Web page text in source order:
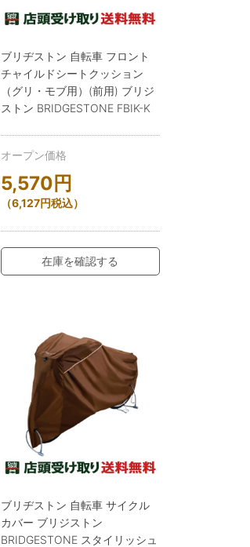
ブリヂストン 自転車 フロント
チャイルドシートクッション
（グリ・モブ用）(前用) ブリジ
ストン BRIDGESTONE FBIK-K
オープン価格
5,570 円
（6,127円税込）
在庫を確認する
ブリヂストン 自転車 サイクル
カバー ブリジストン
BRIDGESTONE スタイリッシュ